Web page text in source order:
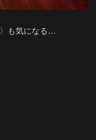
〉も気になる…